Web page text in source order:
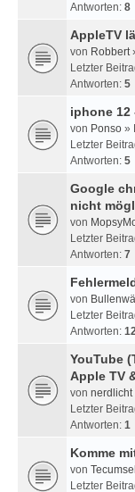
Antworten: 8
AppleTV
von Robbert
Letzter
Antworten: 5
iphone 12
von Ponso »
Letzter
Antworten: 5
Google
nicht
von
Letzter
Antworten: 7
von
Letzter
Antworten:
YouTube
Apple TV
von nerdlicht
Letzter
Antworten: 1
Komme
von
Letzter